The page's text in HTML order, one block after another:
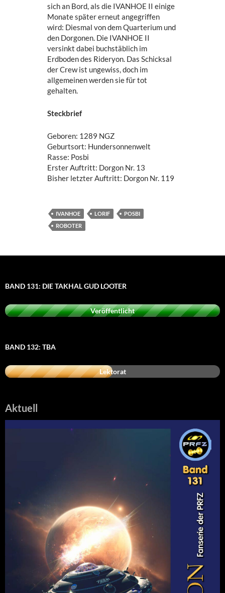
sich an Bord, als die IVANHOE II einige
Monate später erneut angegriffen
wird: Diesmal von dem Quarterium und
den Dorgonen. Die IVANHOE II
versinkt dabei buchstäblich im
Erdboden des Rideryon. Das Schicksal
der Crew ist ungewiss, doch im
allgemeinen werden sie für tot
gehalten.
Steckbrief
Geboren: 1289 NGZ
Geburtsort: Hundersonnenwelt
Rasse: Posbi
Erster Auftritt: Dorgon Nr. 13
Bisher letzter Auftritt: Dorgon Nr. 119
IVANHOE LORIF
POSBI
ROBOTER
BAND 131: DIE TAKHAL GUD LOOTER
Veröffentlicht
BAND 132: TBA
Lektorat
Aktuell